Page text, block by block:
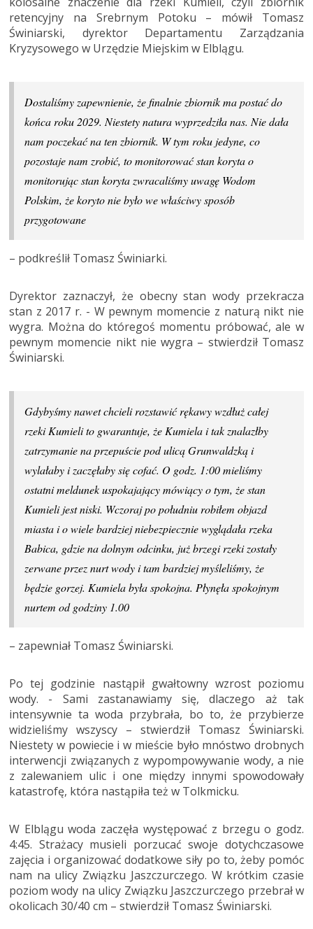
retencyjny na Srebrnym Potoku – mówił Tomasz
Świniarski, dyrektor Departamentu Zarządzania
Kryzysowego w Urzędzie Miejskim w Elblągu.
Dostaliśmy zapewnienie, że finalnie zbiornik ma postać do
końca roku 2029. Niestety natura wyprzedziła nas. Nie dała
nam poczekać na ten zbiornik. W tym roku jedyne, co
pozostaje nam zrobić, to monitorować stan koryta o
monitorując stan koryta zwracaliśmy uwagę Wodom
Polskim, że koryto nie było we właściwy sposób
przygotowane
– podkreślił Tomasz Świniarki.
Dyrektor zaznaczył, że obecny stan wody przekracza
stan z 2017 r. - W pewnym momencie z naturą nikt nie
wygra. Można do któregoś momentu próbować, ale w
pewnym momencie nikt nie wygra – stwierdził Tomasz
Świniarski.
Gdybyśmy nawet chcieli rozstawić rękawy wzdłuż całej
rzeki Kumieli to gwarantuje, że Kumiela i tak znalazłby
zatrzymanie na przepuście pod ulicą Grunwaldzką i
wylałaby i zaczęłaby się cofać. O godz. 1:00 mieliśmy
ostatni meldunek uspokajający mówiący o tym, że stan
Kumieli jest niski. Wczoraj po południu robiłem objazd
miasta i o wiele bardziej niebezpiecznie wyglądała rzeka
Babica, gdzie na dolnym odcinku, już brzegi rzeki zostały
zerwane przez nurt wody i tam bardziej myśleliśmy, że
będzie gorzej. Kumiela była spokojna. Płynęła spokojnym
nurtem od godziny 1.00
– zapewniał Tomasz Świniarski.
Po tej godzinie nastąpił gwałtowny wzrost poziomu
wody. - Sami zastanawiamy się, dlaczego aż tak
intensywnie ta woda przybrała, bo to, że przybierze
widzieliśmy wszyscy – stwierdził Tomasz Świniarski.
Niestety w powiecie i w mieście było mnóstwo drobnych
interwencji związanych z wypompowywanie wody, a nie
z zalewaniem ulic i one między innymi spowodowały
katastrofę, która nastąpiła też w Tolkmicku.
W Elblągu woda zaczęła występować z brzegu o godz.
4:45. Strażacy musieli porzucać swoje dotychczasowe
zajęcia i organizować dodatkowe siły po to, żeby pomóc
nam na ulicy Związku Jaszczurczego. W krótkim czasie
poziom wody na ulicy Związku Jaszczurczego przebrał w
okolicach 30/40 cm – stwierdził Tomasz Świniarski.